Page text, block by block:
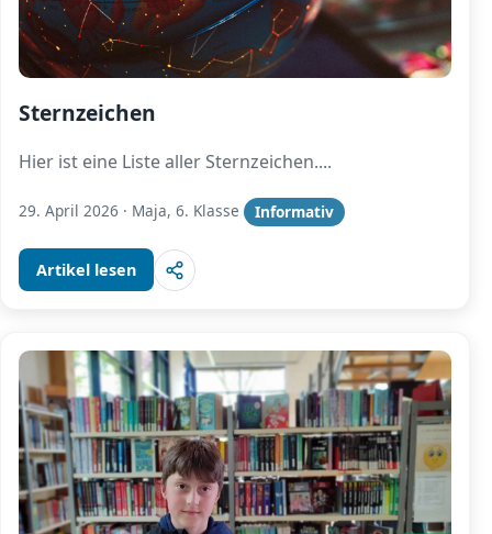
Sternzeichen
Hier ist eine Liste aller Sternzeichen....
29. April 2026 · Maja, 6. Klasse Informativ
Artikel lesen